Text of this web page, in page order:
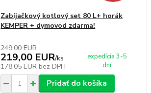
Zabíjačkový kotlový set 80 L+ horák
KEMPER + dymovod zdarma!
249,00 EUR
219,00 EUR/ks
178,05 EUR bez DPH
expedícia 3-5
dní
Pridať do košíka